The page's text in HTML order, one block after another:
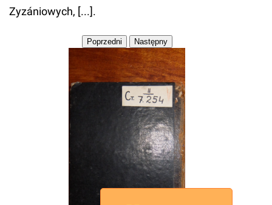
Zyzániowych, [...].